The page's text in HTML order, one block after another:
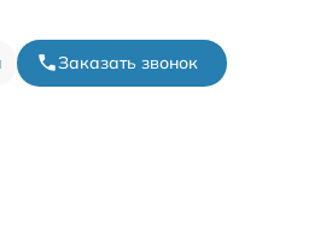
Заказать звонок